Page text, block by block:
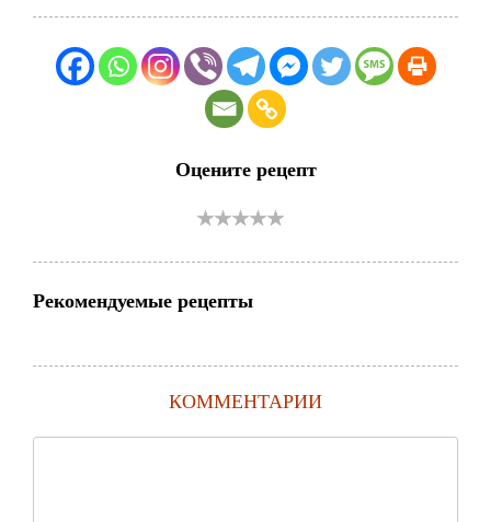
Оцените рецепт
Рекомендуемые рецепты
КОММЕНТАРИИ